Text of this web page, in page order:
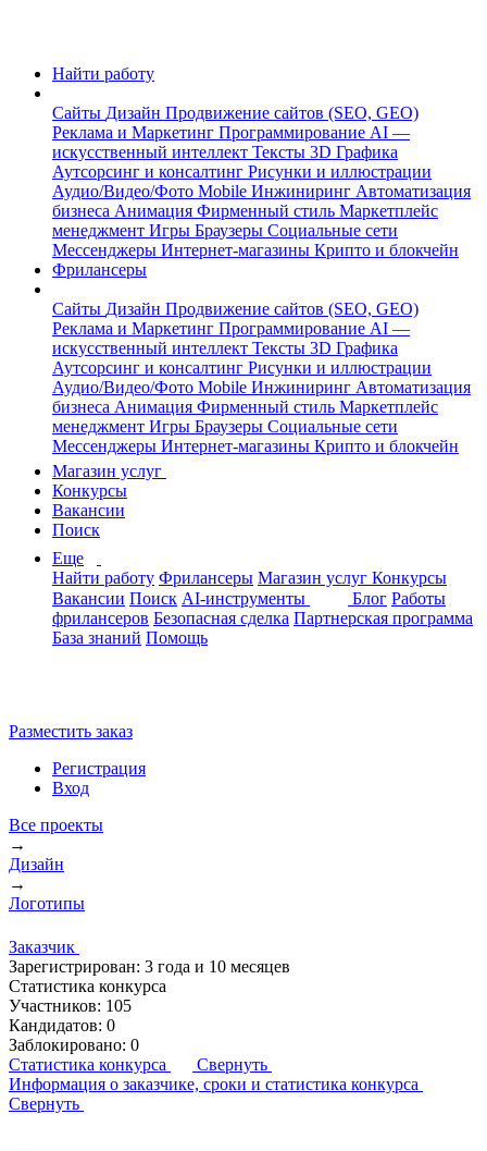
Найти работу
Сайты Дизайн Продвижение сайтов (SEO, GEO)
Реклама и Маркетинг Программирование AI —
искусственный интеллект Тексты 3D Графика
Аутсорсинг и консалтинг Рисунки и иллюстрации
Аудио/Видео/Фото Mobile Инжиниринг Автоматизация
бизнеса Анимация Фирменный стиль Маркетплейс
менеджмент Игры Браузеры Социальные сети
Мессенджеры Интернет-магазины Крипто и блокчейн
Фрилансеры
Сайты Дизайн Продвижение сайтов (SEO, GEO)
Реклама и Маркетинг Программирование AI —
искусственный интеллект Тексты 3D Графика
Аутсорсинг и консалтинг Рисунки и иллюстрации
Аудио/Видео/Фото Mobile Инжиниринг Автоматизация
бизнеса Анимация Фирменный стиль Маркетплейс
менеджмент Игры Браузеры Социальные сети
Мессенджеры Интернет-магазины Крипто и блокчейн
Магазин услуг
Конкурсы
Вакансии
Поиск
Еще
Найти работу Фрилансеры Магазин услуг Конкурсы
Вакансии Поиск AI-инструменты Блог Работы
фрилансеров Безопасная сделка Партнерская программа
База знаний Помощь
Разместить заказ
Регистрация
Вход
Все проекты
→
Дизайн
→
Логотипы
Заказчик
Зарегистрирован: 3 года и 10 месяцев
Статистика конкурса
Участников: 105
Кандидатов: 0
Заблокировано: 0
Статистика конкурса
Свернуть
Информация о заказчике, сроки и статистика конкурса
Свернуть